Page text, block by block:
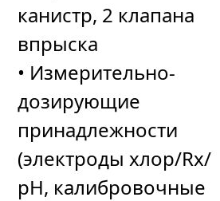
канистр, 2 клапана
впрыска
• Измерительно-
дозирующие
принадлежности
(электроды хлор/Rx/
рН, калибровочные